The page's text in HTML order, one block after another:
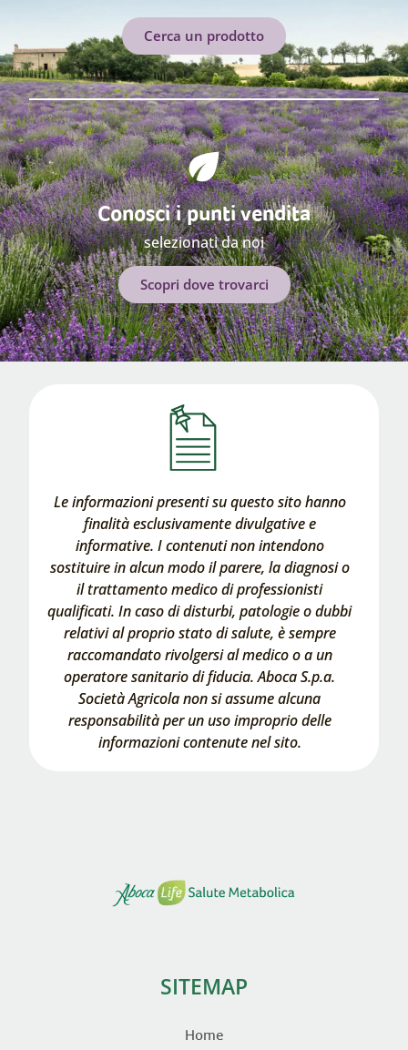
Cerca un prodotto
Conosci i punti vendita
selezionati da noi
Scopri dove trovarci
Le informazioni presenti su questo sito hanno
finalità esclusivamente divulgative e
informative. I contenuti non intendono
sostituire in alcun modo il parere, la diagnosi o
il trattamento medico di professionisti
qualificati. In caso di disturbi, patologie o dubbi
relativi al proprio stato di salute, è sempre
raccomandato rivolgersi al medico o a un
operatore sanitario di fiducia. Aboca S.p.a.
Società Agricola non si assume alcuna
responsabilità per un uso improprio delle
informazioni contenute nel sito.
SITEMAP
Home